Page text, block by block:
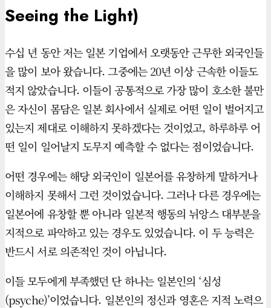
Seeing the Light)
수십 년 동안 저는 일본 기업에서 오랫동안 근무한 외국인들
을 많이 보아 왔습니다. 그중에는 20년 이상 근속한 이들도
적지 않았습니다. 이들이 공통적으로 가장 많이 호소한 불만
은 자신이 몸담은 일본 회사에서 실제로 어떤 일이 벌어지고
있는지 제대로 이해하지 못하겠다는 것이었고, 하루하루 어
떤 일이 일어날지 도무지 예측할 수 없다는 점이었습니다.
어떤 경우에는 해당 외국인이 일본어를 유창하게 말하거나
이해하지 못해서 그런 것이었습니다. 그러나 다른 경우에는
일본어에 유창할 뿐 아니라 일본적 행동의 뉘앙스 대부분을
지적으로 파악하고 있는 경우도 있었습니다. 이 두 능력은
반드시 서로 의존적인 것이 아닙니다.
이들 모두에게 부족했던 단 하나는 일본인의 ‘심성
(psyche)’이었습니다. 일본인의 정신과 영혼은 지적 노력으